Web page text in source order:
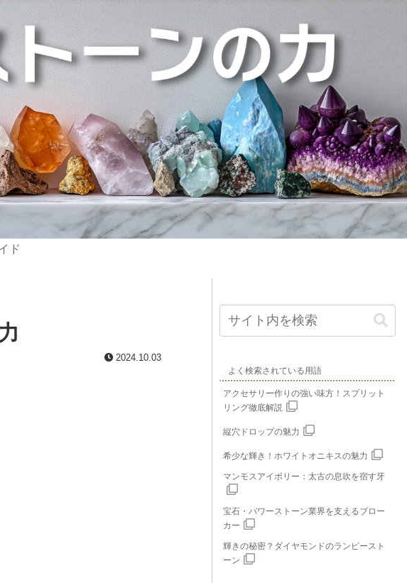
ド
2024.10.03
よく検索されている用語
アクセサリー作りの強い味方！スプリット
リング徹底解説
縦穴ドロップの魅力
希少な輝き！ホワイトオニキスの魅力
マンモスアイボリー：太古の息吹を宿す牙
宝石・パワーストーン業界を支えるブロー
カー
輝きの秘密？ダイヤモンドのランピースト
ーン